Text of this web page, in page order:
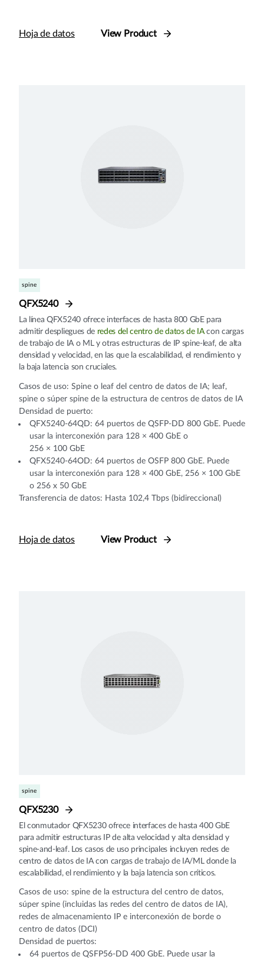
Hoja de datos View Product
spine
QFX5240
La línea QFX5240 ofrece interfaces de hasta 800 GbE para
admitir despliegues de redes del centro de datos de IAcon cargas
de trabajo de IA o ML y otras estructuras de IP spine-leaf, de alta
densidad y velocidad, en las que la escalabilidad, el rendimiento y
la baja latencia son cruciales.
Casos de uso: Spine o leaf del centro de datos de IA; leaf,
spine o súper spine de la estructura de centros de datos de IA
Densidad de puerto:
QFX5240-64QD: 64 puertos de QSFP-DD 800 GbE. Puede
usar la interconexión para 128 × 400 GbE o
256 × 100 GbE
QFX5240-64OD: 64 puertos de OSFP 800 GbE. Puede
usar la interconexión para 128 × 400 GbE, 256 × 100 GbE
o 256 x 50 GbE
Transferencia de datos: Hasta 102,4 Tbps (bidireccional)
Hoja de datos View Product
spine
QFX5230
El conmutador QFX5230 ofrece interfaces de hasta 400 GbE
para admitir estructuras IP de alta velocidad y alta densidad y
spine-and-leaf. Los casos de uso principales incluyen redes de
centro de datos de IA con cargas de trabajo de IA/ML donde la
escalabilidad, el rendimiento y la baja latencia son críticos.
Casos de uso: spine de la estructura del centro de datos,
súper spine (incluidas las redes del centro de datos de IA),
redes de almacenamiento IP e interconexión de borde o
centro de datos (DCI)
Densidad de puertos:
64 puertos de QSFP56-DD 400 GbE. Puede usar la